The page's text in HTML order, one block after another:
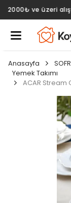
2000₺ ve
Anasayfa
Yemek Takımı
ACAR Stream